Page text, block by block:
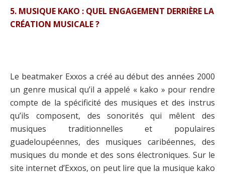
5. MUSIQUE KAKO : QUEL ENGAGEMENT DERRIÈRE LA
CRÉATION MUSICALE ?
Le beatmaker Exxos a créé au début des années 2000
un genre musical qu’il a appelé « kako » pour rendre
compte de la spécificité des musiques et des instrus
qu’ils composent, des sonorités qui mêlent des
musiques traditionnelles et populaires
guadeloupéennes, des musiques caribéennes, des
musiques du monde et des sons électroniques. Sur le
site internet d’Exxos, on peut lire que la musique kako